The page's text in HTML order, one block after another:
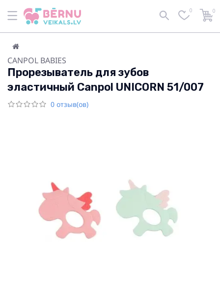
0 0
CANPOL BABIES
Прорезыватель для зубов
эластичный Canpol UNICORN 51/007
0 отзыв(ов)